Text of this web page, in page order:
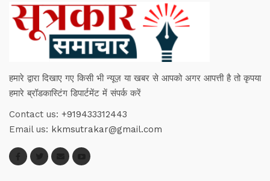
हमारे द्वारा दिखाए गए किसी भी न्यूज़ या खबर से आपको अगर आपत्ती है तो कृपया
हमारे ब्रॉडकास्टिंग डिपार्टमेंट में संपर्क करें
Contact us: +919433312443
Email us: kkmsutrakar@gmail.com